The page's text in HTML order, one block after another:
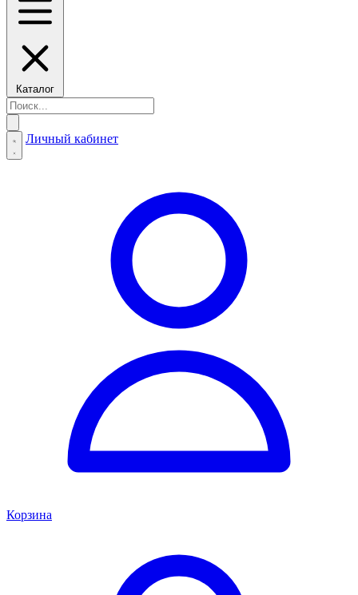
Каталог
Личный кабинет
Корзина